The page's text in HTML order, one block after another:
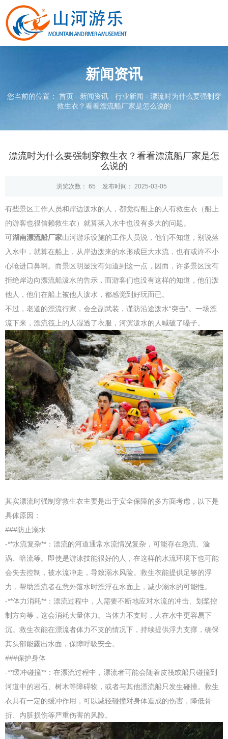
新闻资讯
您当前的位置： 首页 - 新闻资讯 - 行业新闻 - 漂流时为什么要强制穿
救生衣？看看漂流船厂家是怎么说的
漂流时为什么要强制穿救生衣？看看漂流船厂家是怎
么说的
浏览次数： 65 发布时间： 2025-03-05
有些景区工作人员和岸边泼水的人，都觉得船上的人有救生衣（船上
的游客也很信赖救生衣）就算落入水中也没有多大的问题。
可湖南漂流船厂家山河游乐设施的工作人员说，他们不知道，别说落
入水中，就算在船上，从岸边泼来的水形成巨大水流，也有或许不小
心呛进口鼻啊。而景区明显没有知道到这一点，因而，许多景区没有
拒绝岸边向漂流船泼水的告示，而游客们也没有这样的知道，他们泼
他人，他们在船上被他人泼水，都感觉到好玩而已。
不过，老道的漂流行家，会全副武装，谨防沿途泼水“突击”。一场漂
流下来，漂流筏上的人湿透了衣服，河滨泼水的人喊破了嗓子。
其实漂流时强制穿救生衣主要是出于安全保障的多方面考虑，以下是
具体原因：
###防止溺水
-**水流复杂**：漂流的河道通常水流情况复杂，可能存在急流、漩
涡、暗流等。即使是游泳技能很好的人，在这样的水流环境下也可能
会失去控制，被水流冲走，导致溺水风险。救生衣能提供足够的浮
力，帮助漂流者在意外落水时漂浮在水面上，减少溺水的可能性。
-**体力消耗**：漂流过程中，人需要不断地应对水流的冲击、划桨控
制方向等，这会消耗大量体力。当体力不支时，人在水中更容易下
沉。救生衣能在漂流者体力不支的情况下，持续提供浮力支撑，确保
其头部能露出水面，保障呼吸安全。
###保护身体
-**缓冲碰撞**：在漂流过程中，漂流者可能会随着皮筏或船只碰撞到
河道中的岩石、树木等障碍物，或者与其他漂流船只发生碰撞。救生
衣具有一定的缓冲作用，可以减轻碰撞对身体造成的伤害，降低骨
折、内脏损伤等严重伤害的风险。